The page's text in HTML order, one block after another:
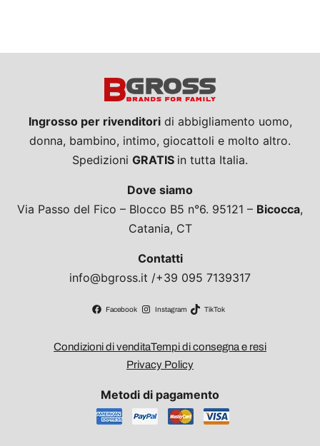
Ingrosso per rivenditoridi abbigliamento uomo,
donna, bambino, intimo, giocattoli e molto altro.
Spedizioni GRATIS in tutta Italia.
Dove siamo
Via Passo del Fico – Blocco B5 n°6. 95121 – Bicocca,
Catania, CT
Contatti
info@bgross.it /+39 095 7139317
Facebook Instagram TikTok
Condizioni di venditaTempi di consegna e resi
Privacy Policy
Metodi di pagamento